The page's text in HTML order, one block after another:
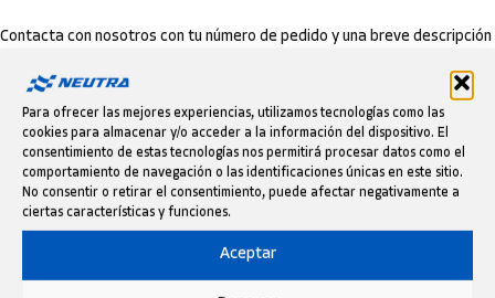
Para ofrecer las mejores experiencias, utilizamos tecnologías como las
cookies para almacenar y/o acceder a la información del dispositivo. El
consentimiento de estas tecnologías nos permitirá procesar datos como el
comportamiento de navegación o las identificaciones únicas en este sitio.
No consentir o retirar el consentimiento, puede afectar negativamente a
ciertas características y funciones.
Aceptar
Contacta con nosotros con tu número de pedido y una breve descripción
Te indicaremos los pasos para la evaluación y, si procede, la reparación,
sustitución o reembolso.
La garantía no cubre desgaste por uso, daños por instalación incorrecta
o un uso no previsto del producto.
DEVOLUCIONES FÁCILES HASTA 60